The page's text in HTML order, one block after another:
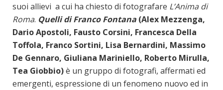
suoi allievi a cui ha chiesto di fotografare L’Anima di
Roma. Quelli di Franco Fontana (Alex Mezzenga,
Dario Apostoli, Fausto Corsini, Francesca Della
Toffola, Franco Sortini, Lisa Bernardini, Massimo
De Gennaro, Giuliana Mariniello, Roberto Mirulla,
Tea Giobbio)è un gruppo di fotografi, affermati ed
emergenti, espressione di un fenomeno nuovo ed in